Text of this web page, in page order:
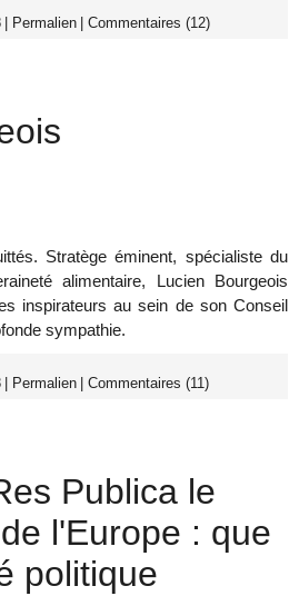
Permalien Commentaires (12)
Stratège éminent, spécialiste du
alimentaire, Lucien Bourgeois
inspirateurs au sein de son Conseil
sympathie.
Permalien Commentaires (11)
Publica le
l'Europe : que
politique